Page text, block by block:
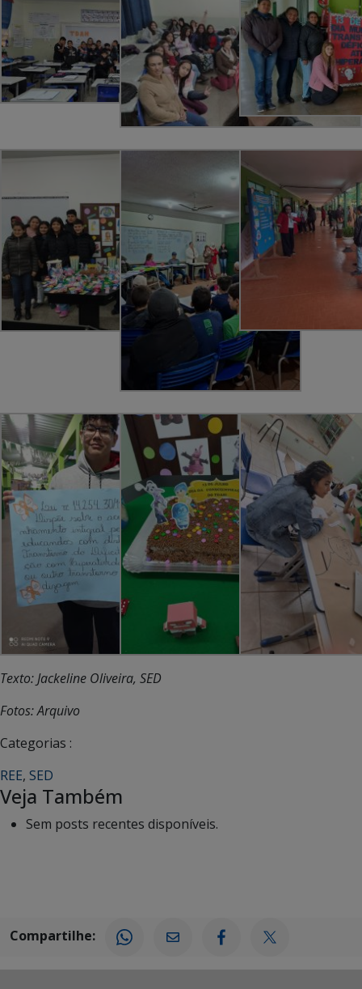
Texto: Jackeline Oliveira, SED
Fotos: Arquivo
Categorias :
REE, SED
Veja Também
Sem posts recentes disponíveis.
Compartilhe: